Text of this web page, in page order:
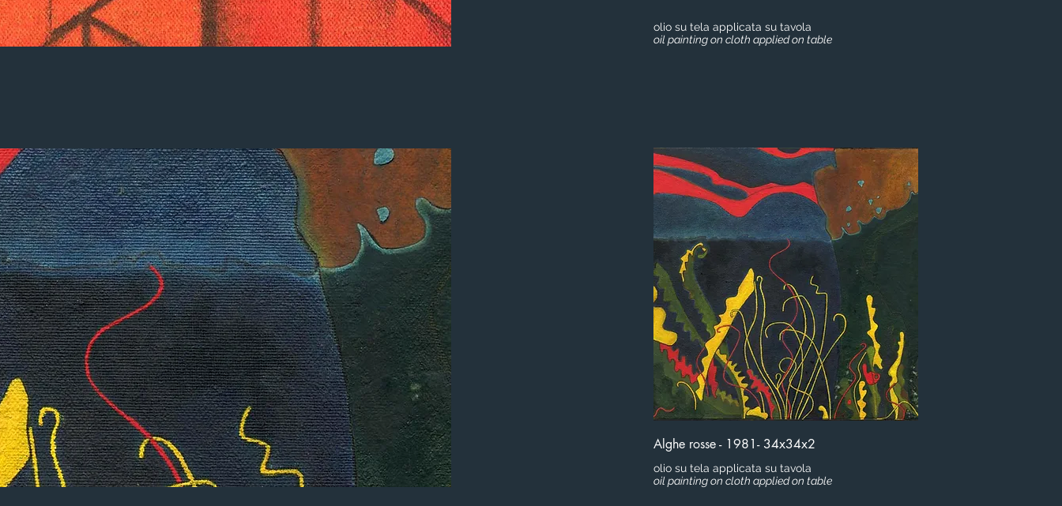
olio su tela applicata su tavola
oil painting on cloth applied on table
Alghe rosse - 1981- 34x34x2
olio su tela applicata su tavola
oil painting on cloth applied on table